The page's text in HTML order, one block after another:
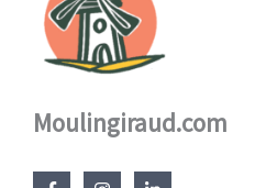
Moulingiraud.com